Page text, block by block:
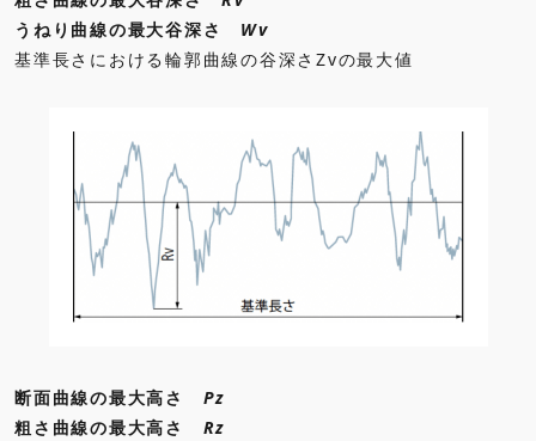
うねり曲線の最大谷深さ Wv
基準長さにおける輪郭曲線の谷深さZvの最大値
断面曲線の最大高さ Pz
粗さ曲線の最大高さ Rz